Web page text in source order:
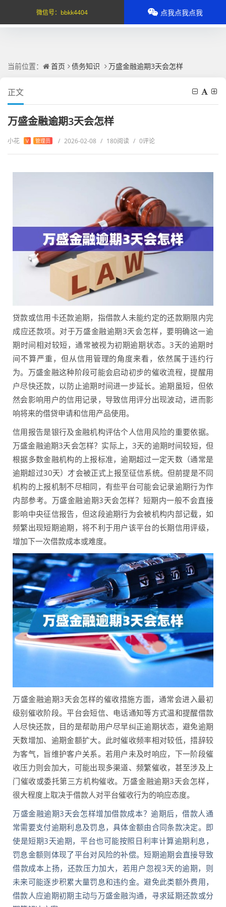
当前位置： 首页 债务知识 万盛金融逾期3天会怎样
正文
万盛金融逾期3天会怎样
小花 V 管理员 / 2026-02-08 / 180阅读 / 0评论
贷款或信用卡还款逾期，指借款人未能约定的还款期限内完
成应还款项。对于万盛金融逾期3天会怎样，要明确这一逾
期时间相对较短，通常被视为初期逾期状态。3天的逾期时
间不算严重，但从信用管理的角度来看，依然属于违约行
为。万盛金融这种阶段可能会启动初步的催收流程，提醒用
户尽快还款，以防止逾期时间进一步延长。逾期虽短，但依
然会影响用户的信用记录，导致信用评分出现波动，进而影
响将来的借贷申请和信用产品使用。
信用报告是银行及金融机构评估个人信用风险的重要依据。
万盛金融逾期3天会怎样？实际上，3天的逾期时间较短，但
根据多数金融机构的上报标准，逾期超过一定天数（通常是
逾期超过30天）才会被正式上报至征信系统。但前提是不同
机构的上报机制不尽相同，有些平台可能会记录逾期行为作
内部参考。万盛金融逾期3天会怎样？短期内一般不会直接
影响中央征信报告，但这段逾期行为会被机构内部记载，如
频繁出现短期逾期，将不利于用户该平台的长期信用评级，
增加下一次借款成本或难度。
万盛金融逾期3天会怎样的催收措施方面，通常会进入最初
级别催收阶段。平台会短信、电话通知等方式温和提醒借款
人尽快还款，目的是帮助用户尽早纠正逾期状态，避免逾期
天数增加、逾期金额扩大。此时催收频率相对较低，措辞较
为客气，旨维护客户关系。若用户未及时响应，下一阶段催
收压力则会加大，可能出现多渠道、频繁催收，甚至涉及上
门催收或委托第三方机构催收。万盛金融逾期3天会怎样，
很大程度上取决于借款人对平台催收行为的响应态度。
万盛金融逾期3天会怎样增加借款成本？逾期后，借款人通
常需要支付逾期利息及罚息，具体金额由合同条款决定。即
使是短期3天逾期，平台也可能按照日利率计算逾期利息，
罚息金额则体现了平台对风险的补偿。短期逾期会直接导致
借款成本上扬，还款压力加大，若用户忽视3天的逾期，则
未来可能逐步积累大量罚息和违约金。避免此类额外费用，
借款人应逾期初期主动与万盛金融沟通，寻求延期还款或分
微信号： bbkk4404 点我点我点我